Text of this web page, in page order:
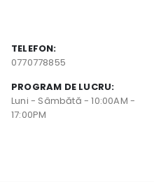
TELEFON:
0770778855
PROGRAM DE LUCRU:
Luni - Sâmbătă - 10:00AM -
17:00PM